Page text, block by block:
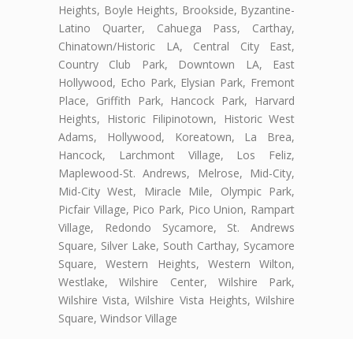
Heights, Boyle Heights, Brookside, Byzantine-
Latino Quarter, Cahuega Pass, Carthay,
Chinatown/Historic LA, Central City East,
Country Club Park, Downtown LA, East
Hollywood, Echo Park, Elysian Park, Fremont
Place, Griffith Park, Hancock Park, Harvard
Heights, Historic Filipinotown, Historic West
Adams, Hollywood, Koreatown, La Brea,
Hancock, Larchmont Village, Los Feliz,
Maplewood-St. Andrews, Melrose, Mid-City,
Mid-City West, Miracle Mile, Olympic Park,
Picfair Village, Pico Park, Pico Union, Rampart
Village, Redondo Sycamore, St. Andrews
Square, Silver Lake, South Carthay, Sycamore
Square, Western Heights, Western Wilton,
Westlake, Wilshire Center, Wilshire Park,
Wilshire Vista, Wilshire Vista Heights, Wilshire
Square, Windsor Village